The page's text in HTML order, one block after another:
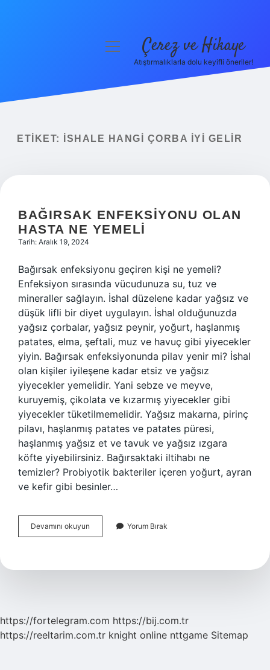
Yasal Uyarı
menüyü Çerez ve Hikaye
Atıştırmalıklarla dolu keyifli öneriler!
ETIKET: İSHALE HANGI ÇORBA IYI GELIR
BAĞIRSAK ENFEKSIYONU OLAN
HASTA NE YEMELI
Tarih: Aralık 19, 2024
Bağırsak enfeksiyonu geçiren kişi ne yemeli?
Enfeksiyon sırasında vücudunuza su, tuz ve
mineraller sağlayın. İshal düzelene kadar yağsız ve
düşük lifli bir diyet uygulayın. İshal olduğunuzda
yağsız çorbalar, yağsız peynir, yoğurt, haşlanmış
patates, elma, şeftali, muz ve havuç gibi yiyecekler
yiyin. Bağırsak enfeksiyonunda pilav yenir mi? İshal
olan kişiler iyileşene kadar etsiz ve yağsız
yiyecekler yemelidir. Yani sebze ve meyve,
kuruyemiş, çikolata ve kızarmış yiyecekler gibi
yiyecekler tüketilmemelidir. Yağsız makarna, pirinç
pilavı, haşlanmış patates ve patates püresi,
haşlanmış yağsız et ve tavuk ve yağsız ızgara
köfte yiyebilirsiniz. Bağırsaktaki iltihabı ne
temizler? Probiyotik bakteriler içeren yoğurt, ayran
ve kefir gibi besinler…
Devamını okuyun Bağırsak
Enfeksiyonu
Ne
Yorum Bırak
https://fortelegram.com https://bij.com.tr
https://reeltarim.com.tr knight online nttgame Sitemap